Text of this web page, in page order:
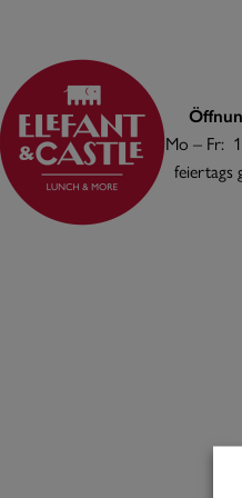
Mo – Fr:
feiertags